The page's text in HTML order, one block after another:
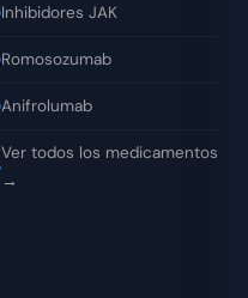
Inhibidores JAK
Romosozumab
Anifrolumab
Ver todos los medicamentos
→